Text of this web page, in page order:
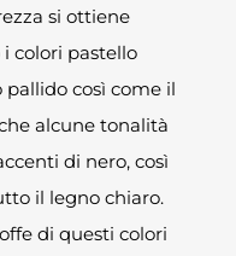
si ottiene
colori pastello
pallido così come il
alcune tonalità
di nero, così
il legno chiaro.
di questi colori